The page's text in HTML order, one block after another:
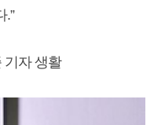
.”
기자 생활